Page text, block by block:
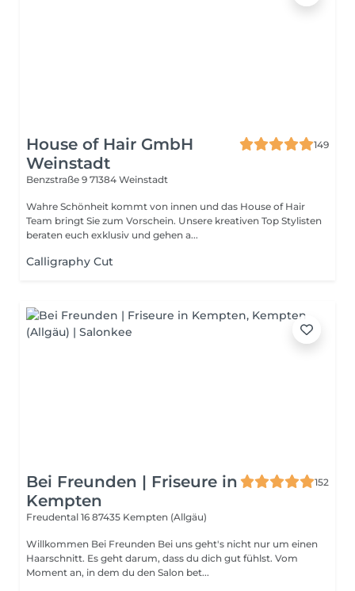
House of Hair GmbH
Weinstadt
149
Benzstraße 9 71384 Weinstadt
Wahre Schönheit kommt von innen und das House of Hair
Team bringt Sie zum Vorschein. Unsere kreativen Top Stylisten
beraten euch exklusiv und gehen a...
Calligraphy Cut
Bei Freunden | Friseure in
Kempten
152
Freudental 16 87435 Kempten (Allgäu)
Willkommen Bei Freunden Bei uns geht's nicht nur um einen
Haarschnitt. Es geht darum, dass du dich gut fühlst. Vom
Moment an, in dem du den Salon bet...